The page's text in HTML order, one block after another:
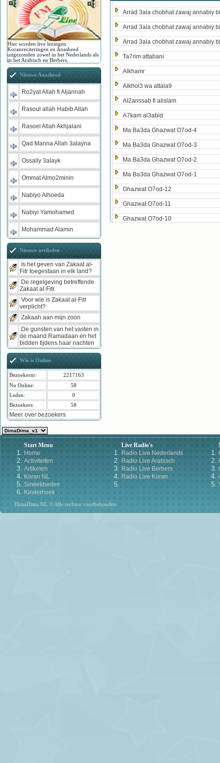
Arrad 3ala chobhat zawaj annabiy
Arrad 3ala chobhat zawaj annabiy
Arrad 3ala chobhat zawaj annabiy
Ta7rim attabani
Alkhamr
Alkhol3 wa attala9
Al2anssab fi alislam
A7kam al3abid
Ma Ba3da Ghazwat O7od-4
Ma Ba3da Ghazwat O7od-3
Ma Ba3da Ghazwat O7od-2
Ma Ba3da Ghazwat O7od-1
Ghazwat O7od-12
Ghazwat O7od-11
Ghazwat O7od-10
Hier worden live lezingen
Koranreciteringen en Anasheed
uitgezonden zowel in het Nederlands als
in het Arabisch en Berbers.
Nieuwe Anasheed
Ro2yat Allah fi Aljannah
Rasoul allah Habib Allah
Rasoel Allah Akhjalani
Qad Manna Allah 3alayna
Ossally 3alayk
Ommat Almo2minin
Nabiyo Alhoeda
Nabiyi Yamohamed
Mohammad Alamin
Nieuwe artikelen
Is het geven van Zakaat al-
Fitr toegestaan in elk land?
De regelgeving betreffende
Zakaat al-Fitr
Voor wie is Zakaat al-Fitr
verplicht?
Zakaah aan mijn zoon
De gunsten van het vasten in
de maand Ramadaan en het
bidden tijdens haar nachten
Wie is Online
Bezoekernr:
2217163
Nu Online:
58
Leden:
0
Bezoekers:
58
Meer over bezoekers
Start Menu
Home
Activiteiten
Artikelen
Koran NL
Smeekbeden
Kinderhoek
Live Radio's
Radio Live Nederlands
Radio Live Arabisch
Radio Live Berbers
Radio Live Koran
DimaDima.NL © Alle rechten voorbehouden